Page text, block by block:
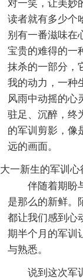
对一笑，让美妙
读者就有多少个
别有一番滋味在
宝贵的难得的一
抹杀的一部分，
我的动力，一种
风雨中动摇的心
驻足、沉醉，终
的军训剪影，像
远的画面。
大一新生的军训心
伴随着期盼
是那么的新鲜。
都让我们感到心
期半个月的军训
与熟悉。
说到这次军